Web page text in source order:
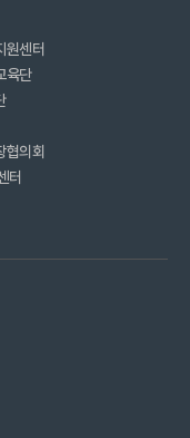
원센터
육단
협의회
터